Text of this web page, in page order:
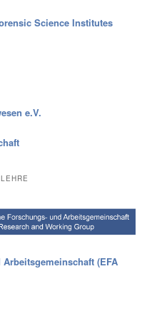
Science Institutes
e.V.
(EFA